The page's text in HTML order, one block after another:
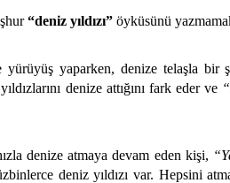
“deniz yıldızı” öyküsünü
yaparken, denize telaşla bir
denize attığını fark eder ve
denize atmaya devam eden kişi,
deniz yıldızı var. Hepsini